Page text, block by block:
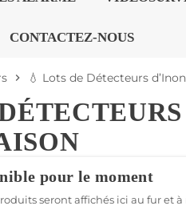
CONTACTEZ-NOUS
chevron_right 💧 Lots de Détecteurs
pour le moment
seront affichés ici au fur et